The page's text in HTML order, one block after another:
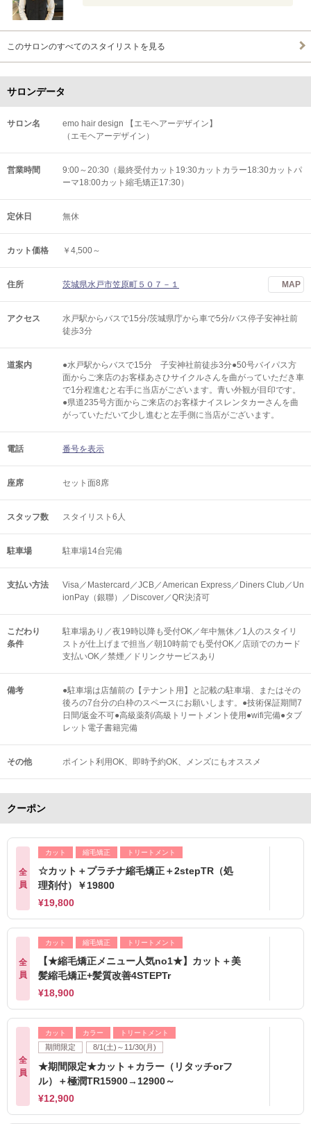
このサロンのすべてのスタイリストを見る
サロンデータ
サロン名
emo hair design 【エモヘアーデザイン】
（エモヘアーデザイン）
営業時間
9:00～20:30（最終受付カット19:30カットカラー18:30カットパ
ーマ18:00カット縮毛矯正17:30）
定休日 無休
カット価格 ￥4,500～
住所 茨城県水戸市笠原町５０７－１ MAP
アクセス
水戸駅からバスで15分/茨城県庁から車で5分/バス停子安神社前
徒歩3分
道案内
●水戸駅からバスで15分 子安神社前徒歩3分●50号バイパス方
面からご来店のお客様あさひサイクルさんを曲がっていただき車
で1分程進むと右手に当店がございます。青い外観が目印です。
●県道235号方面からご来店のお客様ナイスレンタカーさんを曲
がっていただいて少し進むと左手側に当店がございます。
電話 番号を表示
座席 セット面8席
スタッフ数 スタイリスト6人
駐車場 駐車場14台完備
支払い方法
Visa／Mastercard／JCB／American Express／Diners Club／Un
ionPay（銀聯）／Discover／QR決済可
こだわり
条件
駐車場あり／夜19時以降も受付OK／年中無休／1人のスタイリ
ストが仕上げまで担当／朝10時前でも受付OK／店頭でのカード
支払いOK／禁煙／ドリンクサービスあり
備考
●駐車場は店舗前の【テナント用】と記載の駐車場、またはその
後ろの7台分の白枠のスペースにお願いします。●技術保証期間7
日間/返金不可●高級薬剤/高級トリートメント使用●wifi完備●タブ
レット電子書籍完備
その他 ポイント利用OK 即時予約OK メンズにもオススメ
クーポン
全
員
カット 縮毛矯正 トリートメント
☆カット＋プラチナ縮毛矯正＋2stepTR（処
理剤付）￥19800
¥19,800
全
員
カット 縮毛矯正 トリートメント
【★縮毛矯正メニュー人気no1★】カット＋美
髪縮毛矯正+髪質改善4STEPTr
¥18,900
全
員
カット カラー トリートメント
期間限定 8/1(土)～11/30(月)
★期間限定★カット＋カラー（リタッチorフ
ル）＋極潤TR15900→12900～
¥12,900